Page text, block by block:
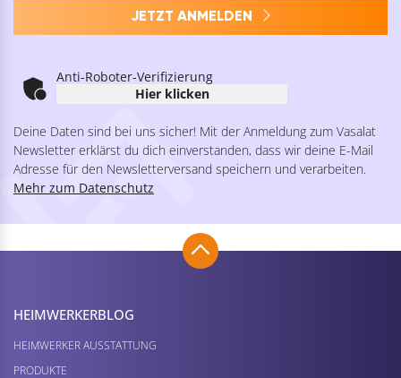
JETZT ANMELDEN
Anti-Roboter-Verifizierung
Hier klicken
Deine Daten sind bei uns sicher! Mit der Anmeldung zum Vasalat
Newsletter erklärst du dich einverstanden, dass wir deine E-Mail
Adresse für den Newsletterversand speichern und verarbeiten.
Mehr zum Datenschutz
HEIMWERKER­BLOG
HEIMWERKER AUSSTATTUNG
PRODUKTE